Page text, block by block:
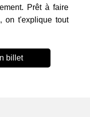
Prêt à faire
on t'explique tout
billet